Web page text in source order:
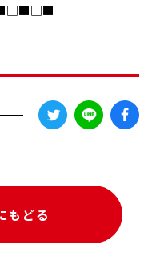
もどる